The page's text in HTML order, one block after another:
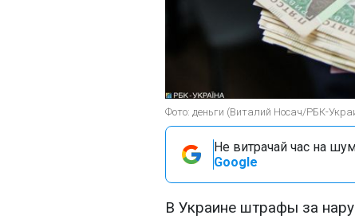
Фото: деньги (Виталий Носач/РБК-
Не витрачай час на
Google
В Украине штрафы за